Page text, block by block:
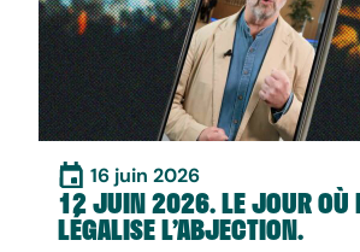
16 juin 2026
12 JUIN 2026. LE JOUR OÙ
LÉGALISE L’ABJECTION.